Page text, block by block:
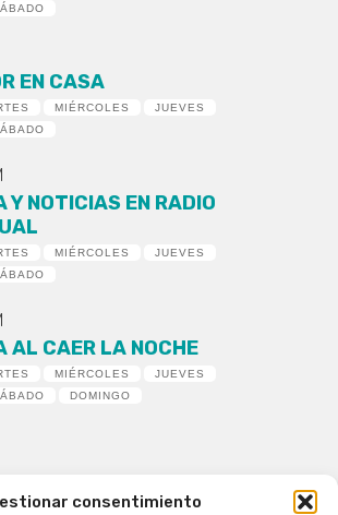
consentimiento
EN CASA
MIÉRCOLES
JUEVES
Y NOTICIAS EN RADIO
MIÉRCOLES
JUEVES
AL CAER LA NOCHE
MIÉRCOLES
JUEVES
DOMINGO